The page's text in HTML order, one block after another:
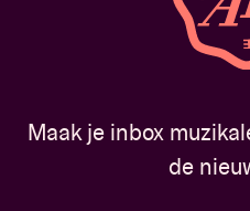
Maak je inbox
de